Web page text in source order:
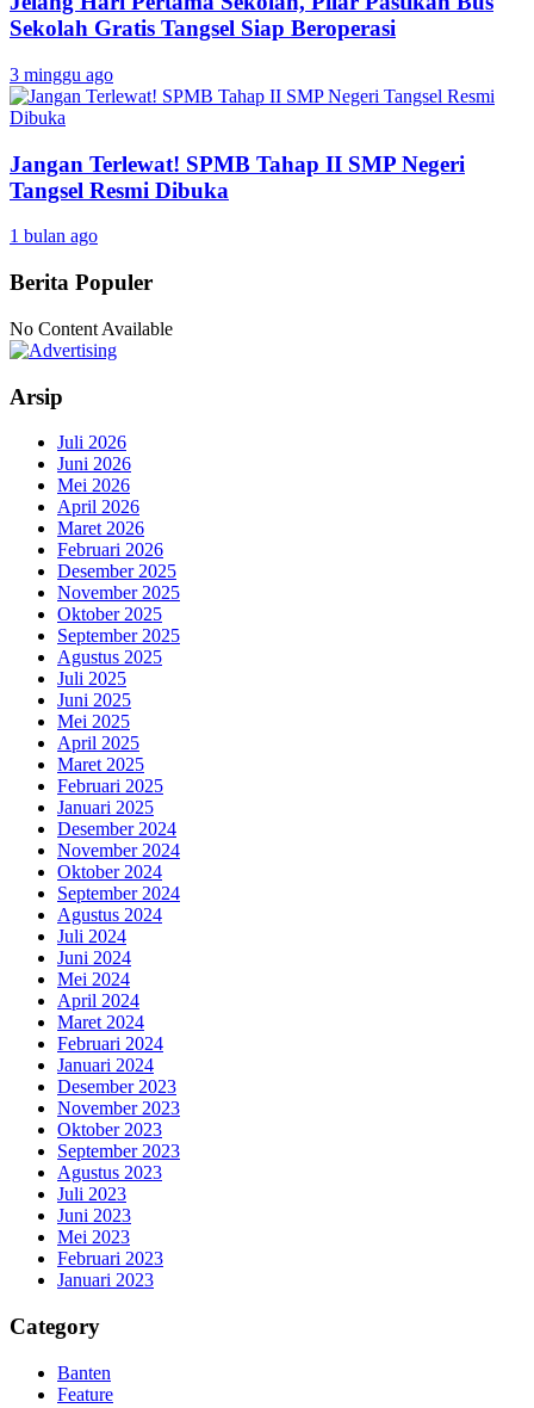
Sekolah Gratis Tangsel Siap Beroperasi
3 minggu ago
Jangan Terlewat! SPMB Tahap II SMP Negeri
Tangsel Resmi Dibuka
1 bulan ago
Berita Populer
No Content Available
Arsip
Juli 2026
Juni 2026
Mei 2026
April 2026
Maret 2026
Februari 2026
Desember 2025
November 2025
Oktober 2025
September 2025
Agustus 2025
Juli 2025
Juni 2025
Mei 2025
April 2025
Maret 2025
Februari 2025
Januari 2025
Desember 2024
November 2024
Oktober 2024
September 2024
Agustus 2024
Juli 2024
Juni 2024
Mei 2024
April 2024
Maret 2024
Februari 2024
Januari 2024
Desember 2023
November 2023
Oktober 2023
September 2023
Agustus 2023
Juli 2023
Juni 2023
Mei 2023
Februari 2023
Januari 2023
Category
Banten
Feature